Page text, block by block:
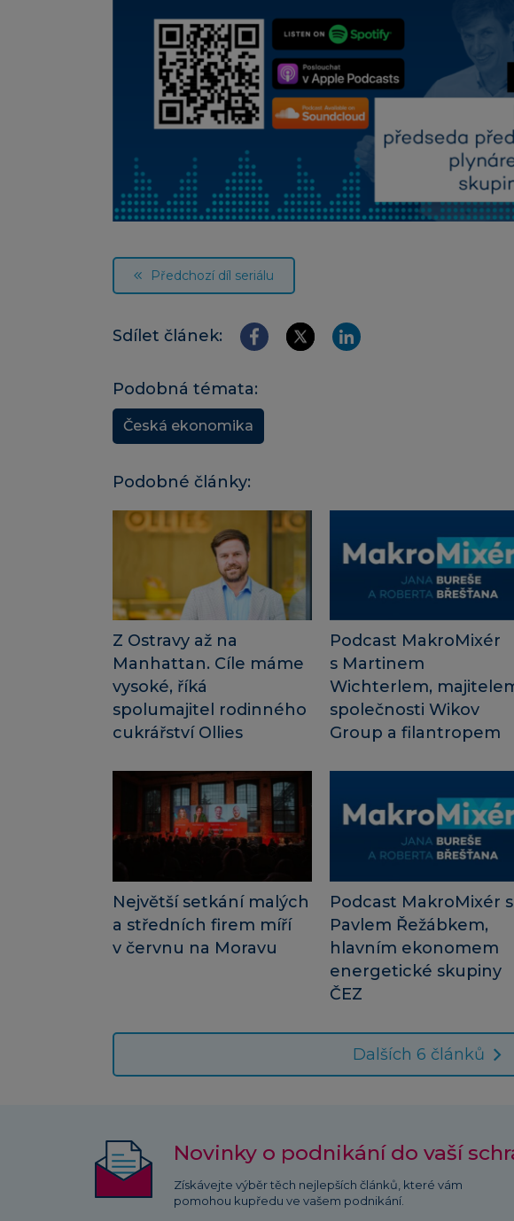
Předchozí díl seriálu
Sdílet článek:
Podobná témata:
Česká ekonomika
Podobné články:
Z Ostravy až na
Manhattan. Cíle máme
vysoké, říká
spolumajitel rodinného
cukrářství Ollies
Podcast MakroMixér
s Martinem
Wichterlem,
společnosti Wikov
Group a filantropem
Největší setkání malých
a středních firem míří
v červnu na Moravu
Podcast MakroMixér s
Pavlem Řežábkem,
hlavním ekonomem
energetické skupiny
ČEZ
Dalších 6 článků
Novinky o podnikání do vaší
Získávejte výběr těch nejlepších článků, které vám
pomohou kupředu ve vašem podnikání.